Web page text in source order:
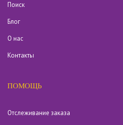
Поиск
Блог
О нас
Контакты
ПОМОЩЬ
Отслеживание заказа